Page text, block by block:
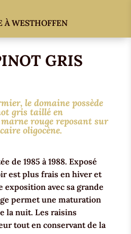
À WESTHOFFEN
GRIS
le domaine possède
gris taillé en
rouge reposant sur
oligocène.
de 1985 à 1988. Exposé
est plus frais en hiver et
exposition avec sa grande
permet une maturation
la nuit. Les raisins
tout en conservant de la